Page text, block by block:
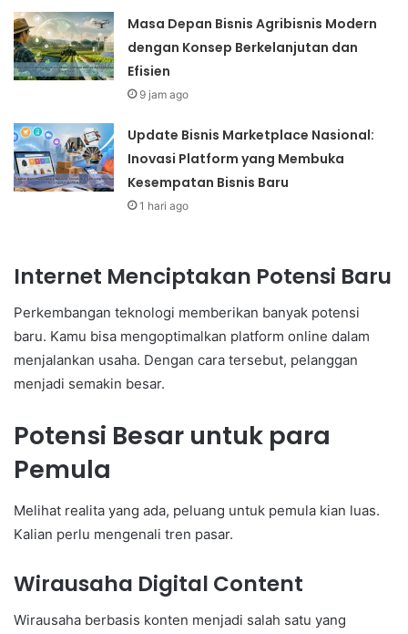
Masa Depan Bisnis Agribisnis Modern
dengan Konsep Berkelanjutan dan
Efisien
9 jam ago
Update Bisnis Marketplace Nasional:
Inovasi Platform yang Membuka
Kesempatan Bisnis Baru
1 hari ago
Internet Menciptakan Potensi Baru
Perkembangan teknologi memberikan banyak potensi
baru. Kamu bisa mengoptimalkan platform online dalam
menjalankan usaha. Dengan cara tersebut, pelanggan
menjadi semakin besar.
Potensi Besar untuk para
Pemula
Melihat realita yang ada, peluang untuk pemula kian luas.
Kalian perlu mengenali tren pasar.
Wirausaha Digital Content
Wirausaha berbasis konten menjadi salah satu yang